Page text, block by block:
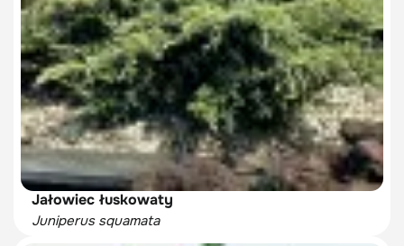
Jałowiec łuskowaty
Juniperus squamata